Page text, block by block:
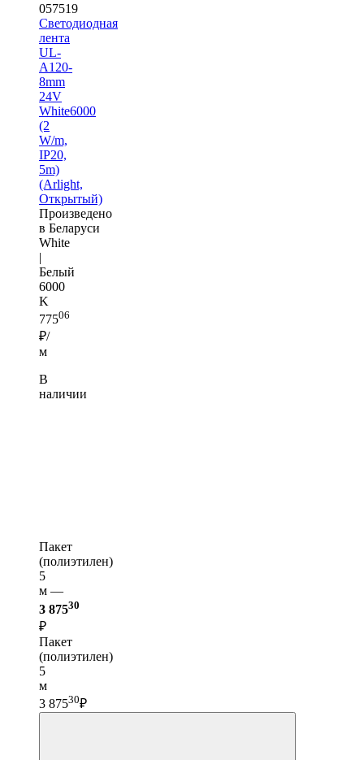
057519
Светодиодная
лента
UL-
A120-
8mm
24V
White6000
(2
W/m,
IP20,
5m)
(Arlight,
Открытый)
Произведено
в Беларуси
White
|
Белый
6000
K
77506
₽/
м
В
наличии
Пакет
(полиэтилен)
5
м —
3 87530
₽
Пакет
(полиэтилен)
5
м
3 87530₽